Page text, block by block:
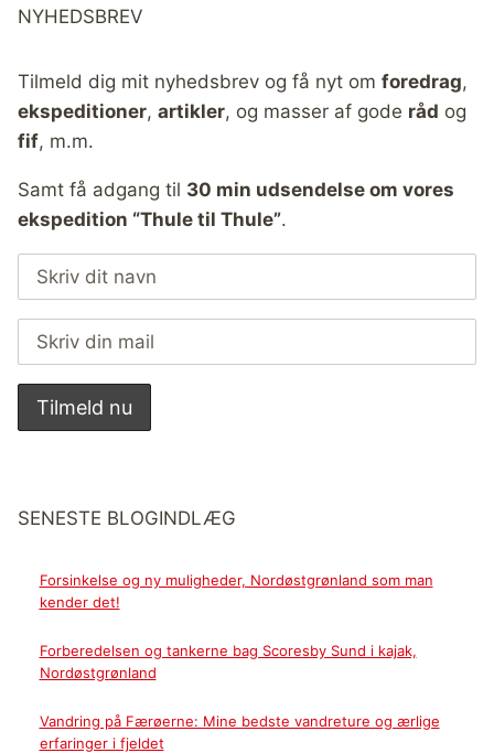
NYHEDSBREV
Tilmeld dig mit nyhedsbrev og få nyt om foredrag,
ekspeditioner, artikler, og masser af gode råd og
fif, m.m.
Samt få adgang til 30 min udsendelse om vores
ekspedition “Thule til Thule”.
SENESTE BLOGINDLÆG
Forsinkelse og ny muligheder, Nordøstgrønland som man
kender det!
Forberedelsen og tankerne bag Scoresby Sund i kajak,
Nordøstgrønland
Vandring på Færøerne: Mine bedste vandreture og ærlige
erfaringer i fjeldet